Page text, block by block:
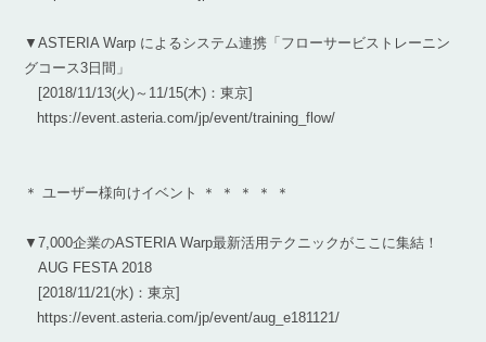
▼ASTERIA Warp によるシステム連携「フローサービストレーニン
グコース3日間」
[2018/11/13(火)～11/15(木)：東京]
https://event.asteria.com/jp/event/training_flow/
＊ ユーザー様向けイベント ＊ ＊ ＊ ＊ ＊
▼7,000企業のASTERIA Warp最新活用テクニックがここに集結！
AUG FESTA 2018
[2018/11/21(水)：東京]
https://event.asteria.com/jp/event/aug_e181121/